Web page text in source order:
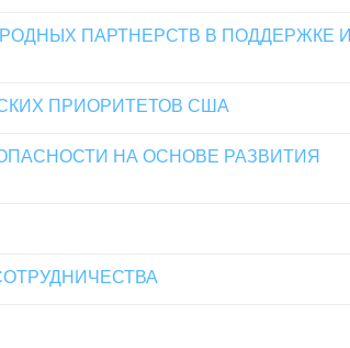
ПАРТНЕРСТВ В ПОДДЕРЖКЕ И
ПРИОРИТЕТОВ США
НА ОСНОВЕ РАЗВИТИЯ